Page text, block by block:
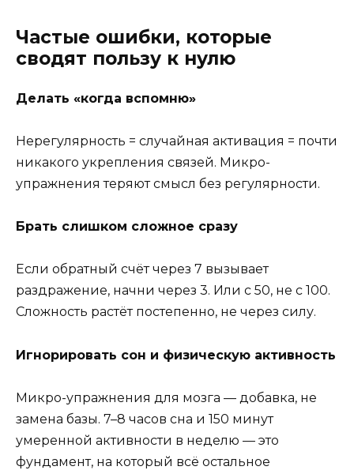
Частые ошибки, которые
сводят пользу к нулю
Делать «когда вспомню»
Нерегулярность = случайная активация = почти
никакого укрепления связей. Микро-
упражнения теряют смысл без регулярности.
Брать слишком сложное сразу
Если обратный счёт через 7 вызывает
раздражение, начни через 3. Или с 50, не с 100.
Сложность растёт постепенно, не через силу.
Игнорировать сон и физическую активность
Микро-упражнения для мозга — добавка, не
замена базы. 7–8 часов сна и 150 минут
умеренной активности в неделю — это
фундамент, на который всё остальное